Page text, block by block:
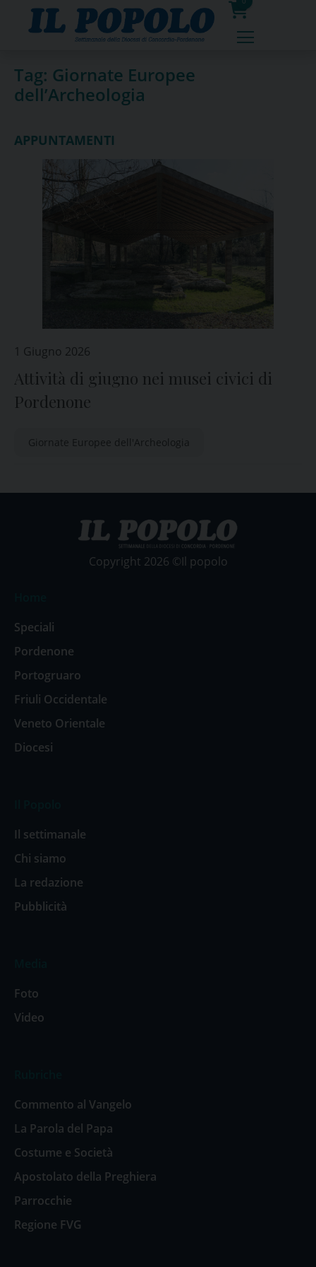
0
prodotti
Tag: Giornate Europee
dell’Archeologia
APPUNTAMENTI
1 Giugno 2026
Attività di giugno nei musei civici di
Pordenone
Giornate Europee dell'Archeologia
Copyright 2026 ©Il popolo
Speciali
Pordenone
Portogruaro
Friuli Occidentale
Veneto Orientale
Diocesi
Il settimanale
Chi siamo
La redazione
Pubblicità
Foto
Video
Commento al Vangelo
La Parola del Papa
Costume e Società
Apostolato della Preghiera
Parrocchie
Regione FVG